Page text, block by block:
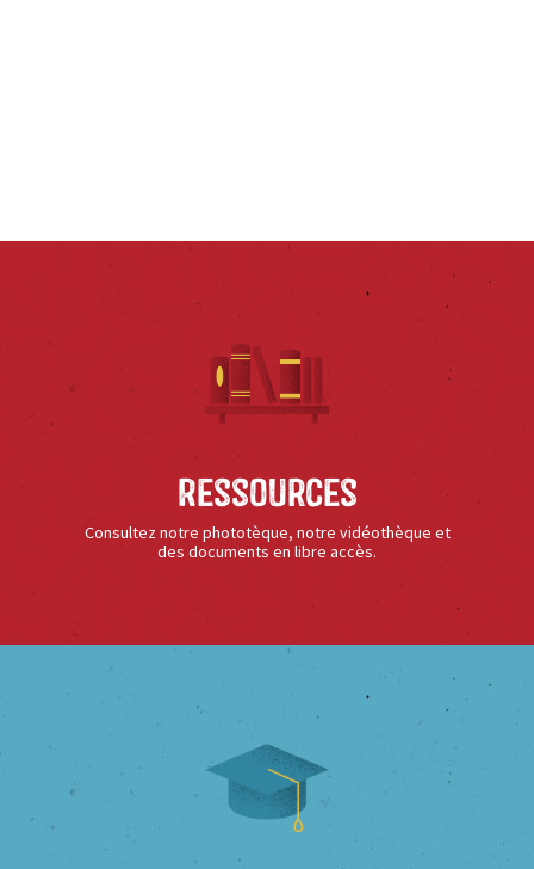
Ressources
Consultez notre phototèque, notre vidéothèque et
des documents en libre accès.